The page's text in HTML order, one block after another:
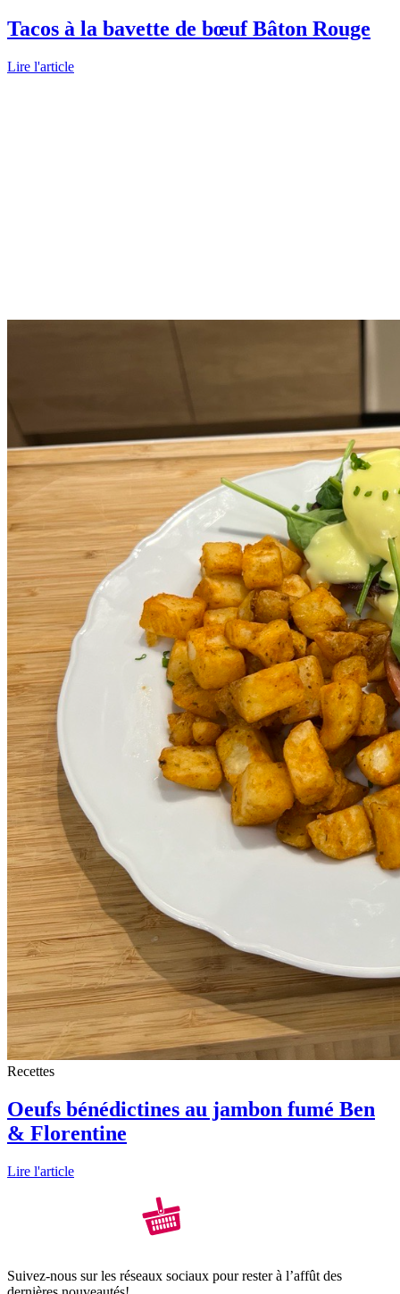
Tacos à la bavette de bœuf Bâton Rouge
Lire l'article
Recettes
Oeufs bénédictines au jambon fumé Ben
& Florentine
Lire l'article
Suivez-nous sur les réseaux sociaux pour rester à l’affût des